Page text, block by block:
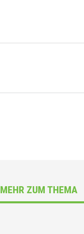
MEHR ZUM THEMA